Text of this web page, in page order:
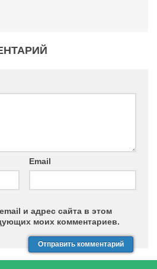
Email
и адрес сайта в этом
моих комментариев.